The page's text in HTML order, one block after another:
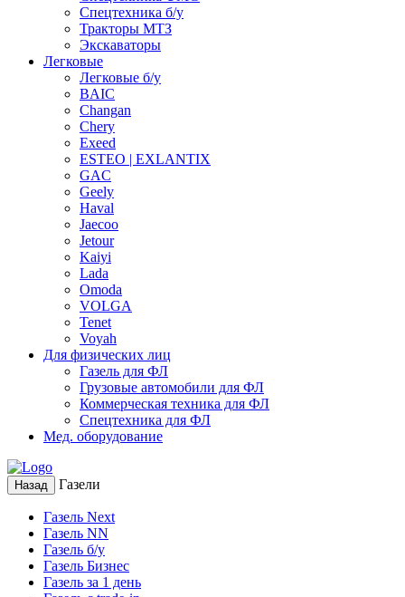
Спецтехника б/у
Тракторы МТЗ
Экскаваторы
Легковые
Легковые б/у
BAIC
Changan
Chery
Exeed
ESTEO | EXLANTIX
GAC
Geely
Haval
Jaecoo
Jetour
Kaiyi
Lada
Omoda
VOLGA
Tenet
Voyah
Для физических лиц
Газель для ФЛ
Грузовые автомобили для ФЛ
Коммерческая техника для ФЛ
Спецтехника для ФЛ
Мед. оборудование
Назад Газели
Газель Next
Газель NN
Газель б/у
Газель Бизнес
Газель за 1 день